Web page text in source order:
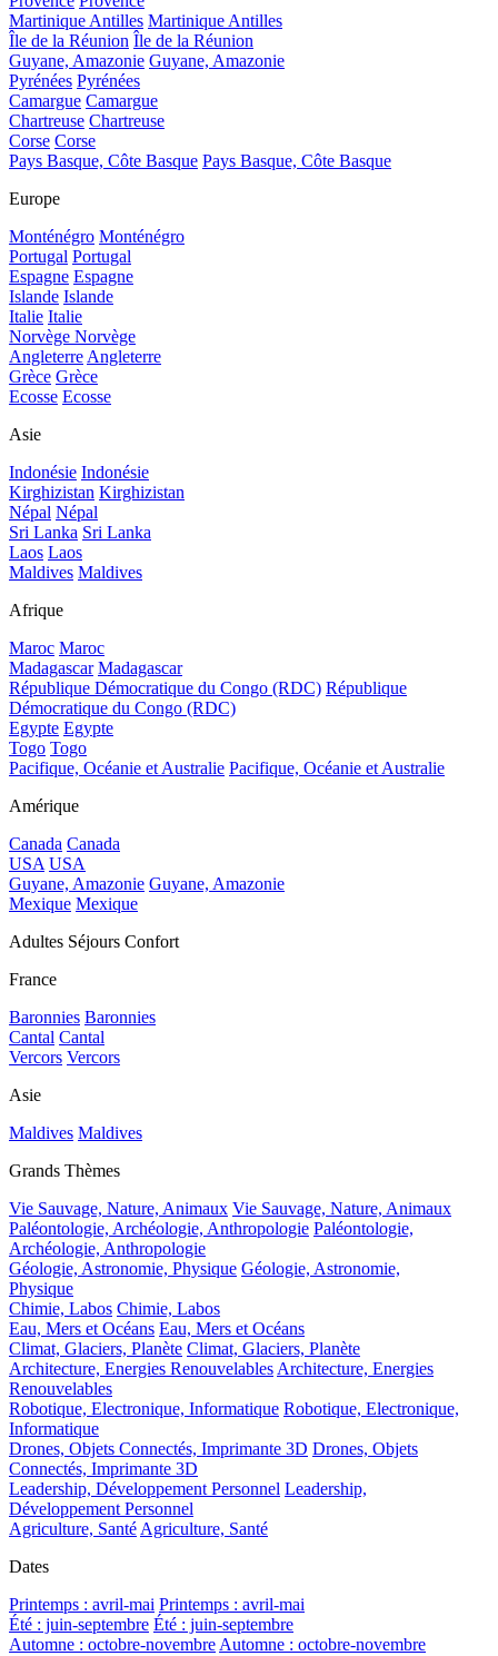
Martinique Antilles Martinique Antilles
Île de la Réunion Île de la Réunion
Guyane, Amazonie Guyane, Amazonie
Pyrénées Pyrénées
Camargue Camargue
Chartreuse Chartreuse
Corse Corse
Pays Basque, Côte Basque Pays Basque, Côte Basque
Europe
Monténégro Monténégro
Portugal Portugal
Espagne Espagne
Islande Islande
Italie Italie
Norvège Norvège
Angleterre Angleterre
Grèce Grèce
Ecosse Ecosse
Asie
Indonésie Indonésie
Kirghizistan Kirghizistan
Népal Népal
Sri Lanka Sri Lanka
Laos Laos
Maldives Maldives
Afrique
Maroc Maroc
Madagascar Madagascar
République Démocratique du Congo (RDC) République
Démocratique du Congo (RDC)
Egypte Egypte
Togo Togo
Pacifique, Océanie et Australie Pacifique, Océanie et Australie
Amérique
Canada Canada
USA USA
Guyane, Amazonie Guyane, Amazonie
Mexique Mexique
Adultes Séjours Confort
France
Baronnies Baronnies
Cantal Cantal
Vercors Vercors
Asie
Maldives Maldives
Grands Thèmes
Vie Sauvage, Nature, Animaux Vie Sauvage, Nature, Animaux
Paléontologie, Archéologie, Anthropologie Paléontologie,
Archéologie, Anthropologie
Géologie, Astronomie, Physique Géologie, Astronomie,
Physique
Chimie, Labos Chimie, Labos
Eau, Mers et Océans Eau, Mers et Océans
Climat, Glaciers, Planète Climat, Glaciers, Planète
Architecture, Energies Renouvelables Architecture, Energies
Renouvelables
Robotique, Electronique, Informatique Robotique, Electronique,
Informatique
Drones, Objets Connectés, Imprimante 3D Drones, Objets
Connectés, Imprimante 3D
Leadership, Développement Personnel Leadership,
Développement Personnel
Agriculture, Santé Agriculture, Santé
Dates
Printemps : avril-mai Printemps : avril-mai
Été : juin-septembre Été : juin-septembre
Automne : octobre-novembre Automne : octobre-novembre